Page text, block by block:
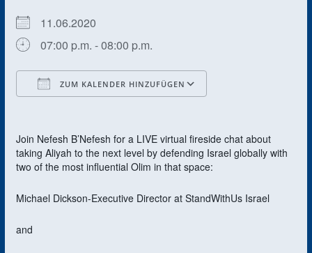
11.06.2020
07:00 p.m. - 08:00 p.m.
ZUM KALENDER HINZUFÜGEN
Join Nefesh B’Nefesh for a LIVE virtual fireside chat about
taking Aliyah to the next level by defending Israel globally with
two of the most influential Olim in that space:
Michael Dickson-Executive Director at StandWithUs Israel
and